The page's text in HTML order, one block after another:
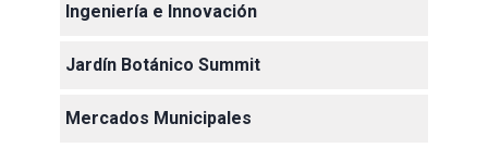
Ingeniería e Innovación
Jardín Botánico Summit
Mercados Municipales